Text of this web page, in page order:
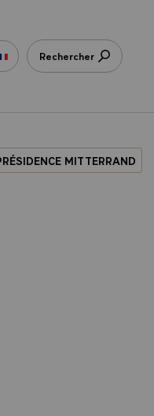
Rechercher
MITTERRAND